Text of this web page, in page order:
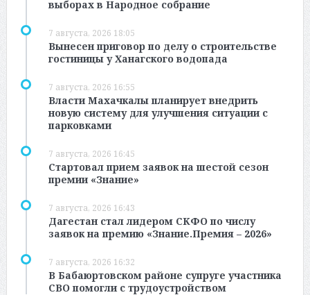
выборах в Народное собрание
7 августа, 2026 18:05
Вынесен приговор по делу о строительстве
гостиницы у Ханагского водопада
7 августа, 2026 16:55
Власти Махачкалы планирует внедрить
новую систему для улучшения ситуации с
парковками
7 августа, 2026 16:45
Стартовал прием заявок на шестой сезон
премии «Знание»
7 августа, 2026 16:43
Дагестан стал лидером СКФО по числу
заявок на премию «Знание.Премия – 2026»
7 августа, 2026 16:32
В Бабаюртовском районе супруге участника
СВО помогли с трудоустройством